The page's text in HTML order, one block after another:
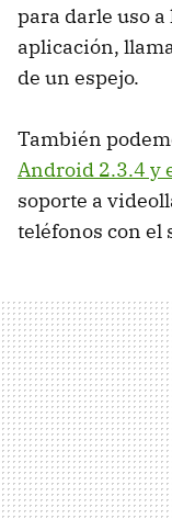
para darle uso
aplicación,
de un espejo.
También
Android 2.3.4 y
soporte a
teléfonos con el